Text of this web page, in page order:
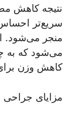
نتیجه کاهش
سریع‌تر
منجر می‌شود.
می‌شود که به
کاهش وزن
مزایای جراحی